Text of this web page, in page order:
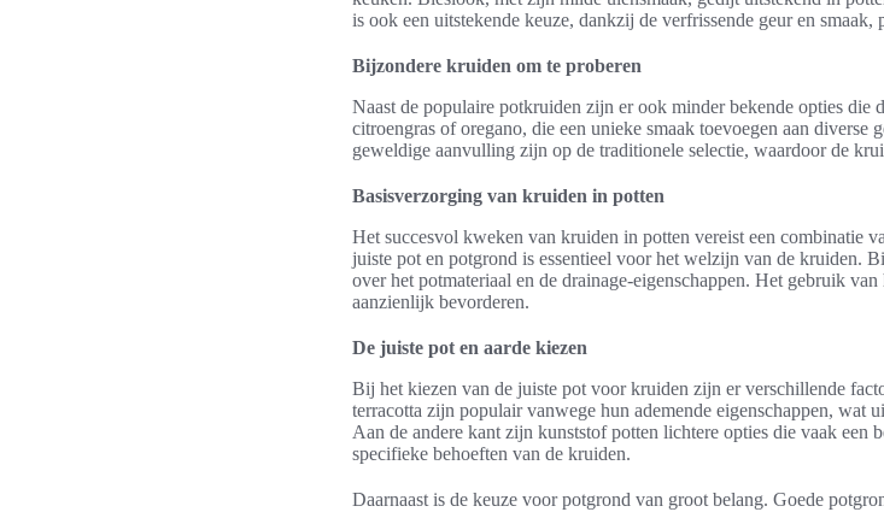
is ook een uitstekende keuze, dankzij de verfrissende geur en smaak,
Bijzondere kruiden om te proberen
Naast de populaire potkruiden zijn er ook minder bekende opties die
citroengras of oregano, die een unieke smaak toevoegen aan diverse
geweldige aanvulling zijn op de traditionele selectie, waardoor de
Basisverzorging van kruiden in potten
Het succesvol kweken van kruiden in potten vereist een combinatie
juiste pot en potgrond is essentieel voor het welzijn van de kruiden.
over het potmateriaal en de drainage-eigenschappen. Het gebruik
aanzienlijk bevorderen.
De juiste pot en aarde kiezen
Bij het kiezen van de juiste pot voor kruiden zijn er verschillende
terracotta zijn populair vanwege hun ademende eigenschappen, wat
Aan de andere kant zijn kunststof potten lichtere opties die vaak een
specifieke behoeften van de kruiden.
Daarnaast is de keuze voor potgrond van groot belang. Goede